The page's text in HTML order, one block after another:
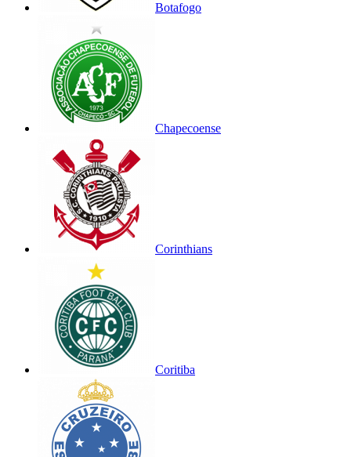
Botafogo
Chapecoense
Corinthians
Coritiba